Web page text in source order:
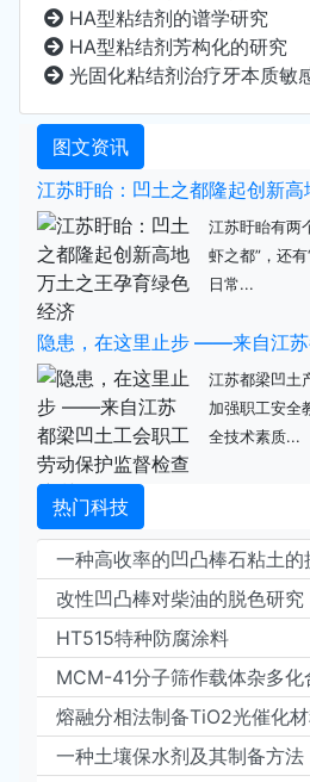
HA型粘结剂的谱学研究
HA型粘结剂芳构化的研究
光固化粘结剂治疗牙本质敏
图文资讯
江苏盱眙有两
虾之都”，还
日常...
江苏都梁凹土
加强职工安全
全技术素质...
热门科技
一种高收率的凹凸棒石粘土的
改性凹凸棒对柴油的脱色研究
HT515特种防腐涂料
熔融分相法制备TiO2光催化
一种土壤保水剂及其制备方法